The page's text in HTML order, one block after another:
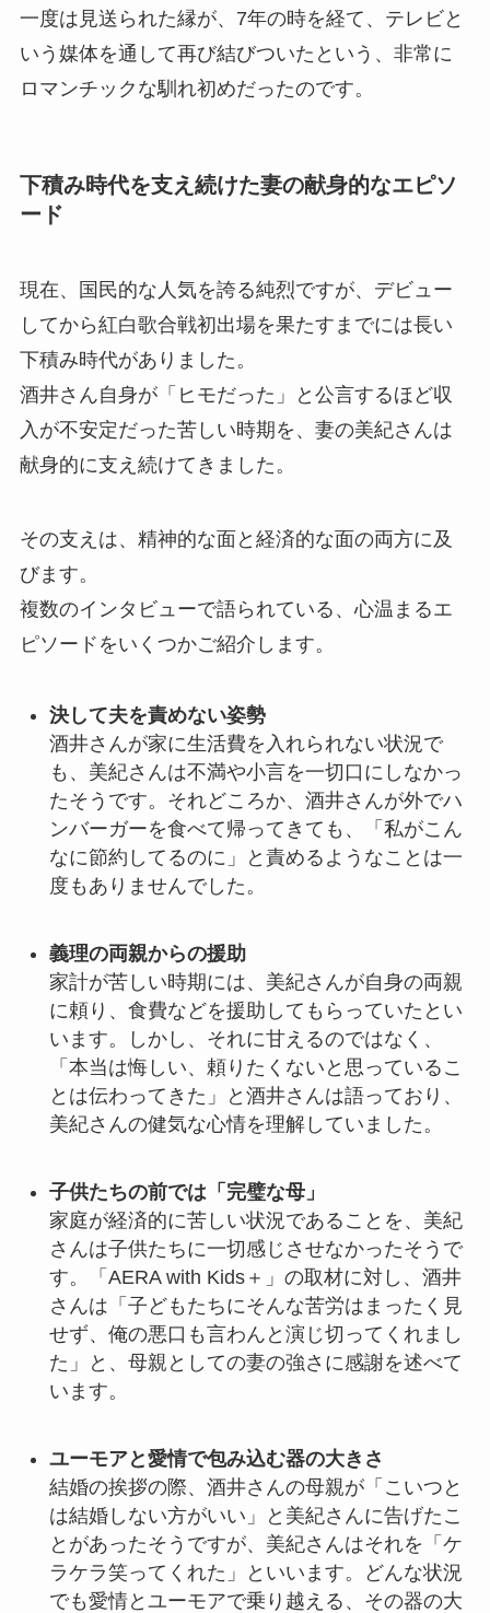
一度は見送られた縁が、7年の時を経て、テレビと
いう媒体を通して再び結びついたという、非常に
ロマンチックな馴れ初めだったのです。
下積み時代を支え続けた妻の献身的なエピソ
ード
現在、国民的な人気を誇る純烈ですが、デビュー
してから紅白歌合戦初出場を果たすまでには長い
下積み時代がありました。
酒井さん自身が「ヒモだった」と公言するほど収
入が不安定だった苦しい時期を、妻の美紀さんは
献身的に支え続けてきました。
その支えは、精神的な面と経済的な面の両方に及
びます。
複数のインタビューで語られている、心温まるエ
ピソードをいくつかご紹介します。
決して夫を責めない姿勢
酒井さんが家に生活費を入れられない状況で
も、美紀さんは不満や小言を一切口にしなかっ
たそうです。それどころか、酒井さんが外でハ
ンバーガーを食べて帰ってきても、「私がこん
なに節約してるのに」と責めるようなことは一
度もありませんでした。
義理の両親からの援助
家計が苦しい時期には、美紀さんが自身の両親
に頼り、食費などを援助してもらっていたとい
います。しかし、それに甘えるのではなく、
「本当は悔しい、頼りたくないと思っているこ
とは伝わってきた」と酒井さんは語っており、
美紀さんの健気な心情を理解していました。
子供たちの前では「完璧な母」
家庭が経済的に苦しい状況であることを、美紀
さんは子供たちに一切感じさせなかったそうで
す。「AERA with Kids＋」の取材に対し、酒井
さんは「子どもたちにそんな苦労はまったく見
せず、俺の悪口も言わんと演じ切ってくれまし
た」と、母親としての妻の強さに感謝を述べて
います。
ユーモアと愛情で包み込む器の大きさ
結婚の挨拶の際、酒井さんの母親が「こいつと
は結婚しない方がいい」と美紀さんに告げたこ
とがあったそうですが、美紀さんはそれを「ケ
ラケラ笑ってくれた」といいます。どんな状況
でも愛情とユーモアで乗り越える、その器の大